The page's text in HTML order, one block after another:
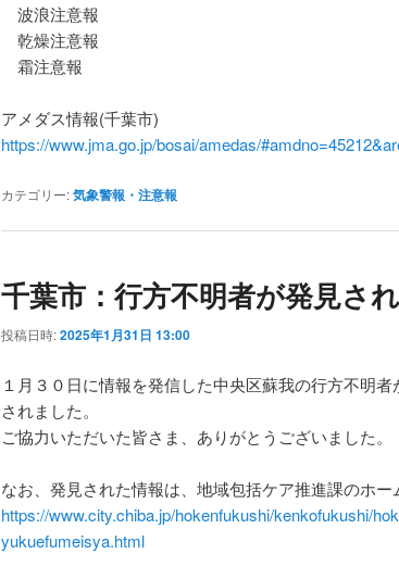
波浪注意報
乾燥注意報
霜注意報
アメダス情報(千葉市)
https://www.jma.go.jp/bosai/amedas/
カテゴリー:気象警報・注意報
千葉市：行方不明者が発見さ
投稿日時:2025年1月31日 13:00
１月３０日に情報を発信した中央区蘇我の行方不明
されました。
ご協力いただいた皆さま、ありがとうございました。
なお、発見された情報は、地域包括ケア推進課のホー
https://www.city.chiba.jp/hokenfukushi/kenkofukushi/
yukuefumeisya.html